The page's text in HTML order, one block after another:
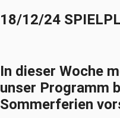
18/12/24
In dieser Woche
unser Programm
Sommerferien